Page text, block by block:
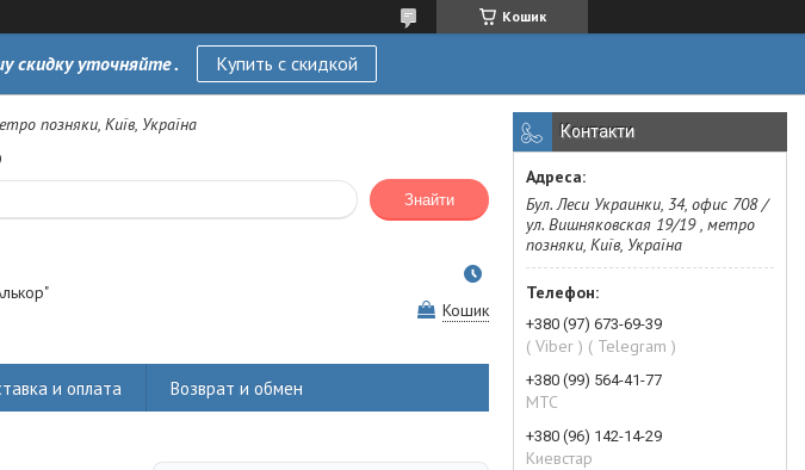
Кошик
скидку уточняйте . Купить с скидкой
позняки, Київ, Україна
Знайти
Кошик
и оплата Возврат и обмен
Контакти
Бул. Леси Украинки, 34, офис 708 /
ул. Вишняковская 19/19 , метро
позняки, Київ, Україна
+380 (97) 673-69-39
( Viber ) ( Telegram )
+380 (99) 564-41-77
МТС
+380 (96) 142-14-29
Киевстар